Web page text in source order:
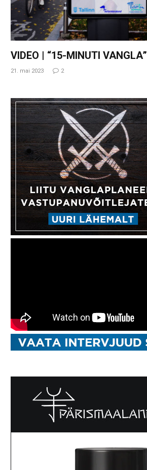
VIDEO | “15-MINUTI VANGLA”
21. mai 2023 2